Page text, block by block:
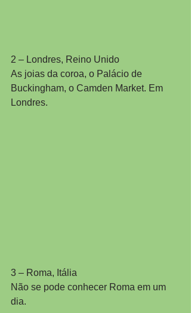
2 – Londres, Reino Unido
As joias da coroa, o Palácio de
Buckingham, o Camden Market. Em
Londres.
3 – Roma, Itália
Não se pode conhecer Roma em um
dia.